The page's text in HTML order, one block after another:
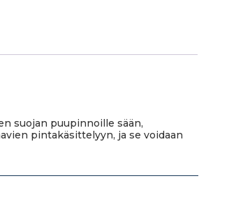
suojan puupinnoille sään,
pintakäsittelyyn, ja se voidaan